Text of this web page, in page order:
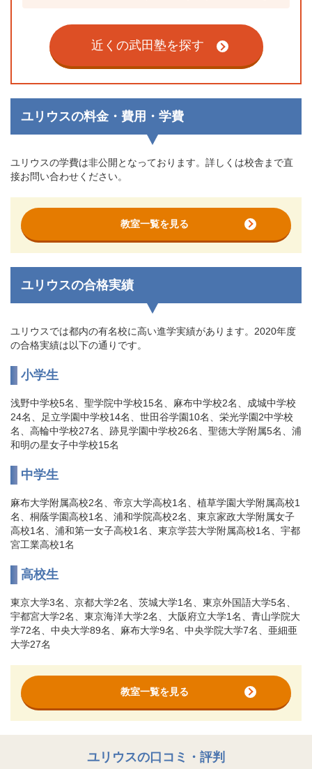
近くの武田塾を探す
ユリウスの料金・費用・学費
ユリウスの学費は非公開となっております。詳しくは校舎まで直
接お問い合わせください。
教室一覧を見る
ユリウスの合格実績
ユリウスでは都内の有名校に高い進学実績があります。2020年度
の合格実績は以下の通りです。
小学生
浅野中学校5名、聖学院中学校15名、麻布中学校2名、成城中学校
24名、足立学園中学校14名、世田谷学園10名、栄光学園2中学校
名、高輪中学校27名、跡見学園中学校26名、聖徳大学附属5名、浦
和明の星女子中学校15名
中学生
麻布大学附属高校2名、帝京大学高校1名、植草学園大学附属高校1
名、桐蔭学園高校1名、浦和学院高校2名、東京家政大学附属女子
高校1名、浦和第一女子高校1名、東京学芸大学附属高校1名、宇都
宮工業高校1名
高校生
東京大学3名、京都大学2名、茨城大学1名、東京外国語大学5名、
宇都宮大学2名、東京海洋大学2名、大阪府立大学1名、青山学院大
学72名、中央大学89名、麻布大学9名、中央学院大学7名、亜細亜
大学27名
教室一覧を見る
ユリウスの口コミ・評判